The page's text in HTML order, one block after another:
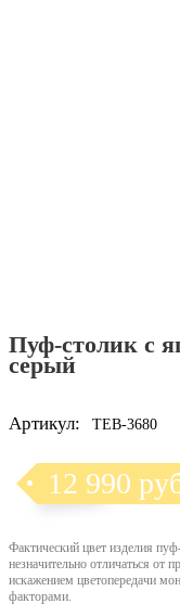
Пуф-столик с
серый
Артикул: TEB-3680
12 990
Фактический цвет изделия
незначительно отличаться от
искажением цветопередачи
факторами.